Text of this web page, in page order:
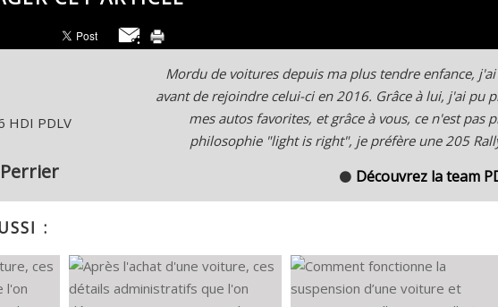
Mordu de voitures depuis ma plus tendre enfance,
avant de rejoindre celui-ci en 2016. Grâce à lui, j'ai pu
mes autos favorites, et grâce à vous, ce n'est pas
philosophie "light is right", je préfère une 205
⚫ Découvrez la team
: